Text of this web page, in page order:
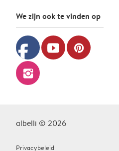
We zijn ook te vinden op
facebook youtube pinterest
instagram
albelli © 2026
Privacybeleid